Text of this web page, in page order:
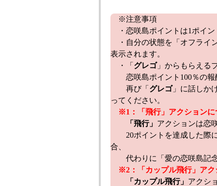
※注意事項
・恋咲島ポイントは1ポイン
・自分の状態を「オフライ
表示されます。
・「グレゴ」からもらえる
恋咲島ポイント100％の報
再び「グレゴ」に話しか
ってください。
※1：「飛行」アクションに
「飛行」 アクションは恋
20ポイントを達成した際
合、
代わりに「愛の恋咲島記念
※2：「カップル飛行」アク
「カップル飛行」 アクシ